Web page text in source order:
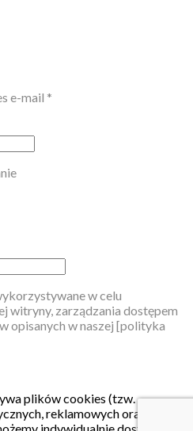
e-mail *
w celu
witryny, zarządzania dostępem
opisanych w naszej [polityka
plików cookies (tzw.
reklamowych oraz
indywidualnie dostosować